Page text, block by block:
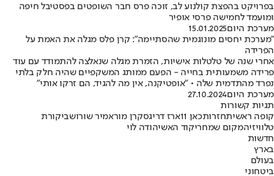
בפרויקט בהפצת קולנוע לב, זוכה פרס חבר השופטים בפסטיבל חיפה
ומועמד לחמישה פרסי אופיר
מערכת היום15.01.2025
"מערכת יחסים מונוגמית שהסתיימה": קרן פלס מגלה את האמת על
הפרידה
אחרי שנה של טלטלות אישיות, הזמרת מגלה שנאלצה להתמודד עם עוד
פרידה משמעותית בחייה - הפעם ממותג המשקפיים שהיה חלק בלתי
נפרד מהתדמית שלה • "אופטיקנה, אין מה להגיד, הם זרקו אותי"
מערכת היום27.10.2024
תגיות קשורות
קופה ראשיתחזרותכאן 11 ארז דריגסקרן מוראמיר שורושביקורת
טלוויזיהמקום שמחריקוד האשיהודה לוי
חדשות
בארץ
בעולם
ביטחוני